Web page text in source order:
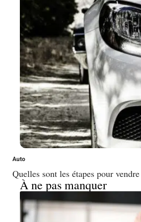
Auto
Quelles sont les étapes pour
À ne pas manquer